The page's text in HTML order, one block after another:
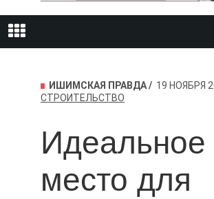
ИШИМСКАЯ ПРАВДА
19 НОЯБРЯ
СТРОИТЕЛЬСТВО
Идеальное
место для